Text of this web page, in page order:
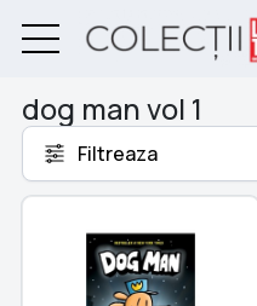
dog man vol 1
Filtreaza